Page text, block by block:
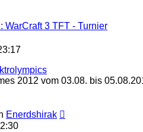
WarCraft 3 TFT - Turnier
2012 vom 03.08. bis
Enerdshirak